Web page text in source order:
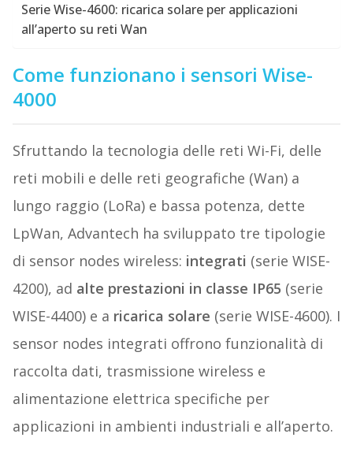
Serie Wise-4600: ricarica solare per applicazioni
all’aperto su reti Wan
Come funzionano i sensori Wise-
4000
Sfruttando la tecnologia delle reti Wi-Fi, delle
reti mobili e delle reti geografiche (Wan) a
lungo raggio (LoRa) e bassa potenza, dette
LpWan, Advantech ha sviluppato tre tipologie
di sensor nodes wireless: integrati (serie WISE-
4200), ad alte prestazioni in classe IP65 (serie
WISE-4400) e a ricarica solare (serie WISE-4600). I
sensor nodes integrati offrono funzionalità di
raccolta dati, trasmissione wireless e
alimentazione elettrica specifiche per
applicazioni in ambienti industriali e all’aperto.